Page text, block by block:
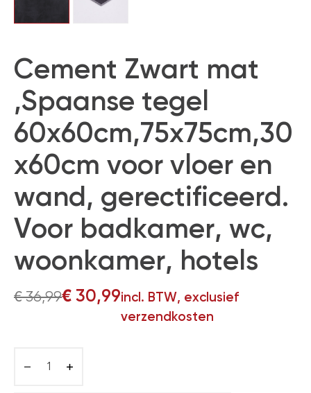
Cement Zwart mat
,Spaanse tegel
60x60cm,75x75cm,30
x60cm voor vloer en
wand, gerectificeerd.
Voor badkamer, wc,
woonkamer, hotels
€36,99€ 30,99incl. BTW, exclusief
verzendkosten